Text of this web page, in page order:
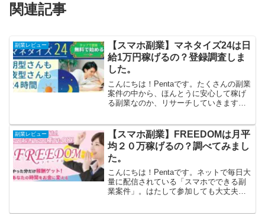
関連記事
副業レビュー
【スマホ副業】マネタイズ24は日
給1万円稼げるの？登録調査しま
した。
こんにちは！Pentaです。たくさんの副業
案件の中から、ほんとうに安心して稼げ
る副業なのか、リサーチしていきます。
て！今回はマネタイズ24というスマホ副
業案件をリサーチい...
副業レビュー
【スマホ副業】FREEDOMは月平
均２０万稼げるの？調べてみまし
た。
こんにちは！Pentaです。ネットで毎日大
量に配信されている「スマホでできる副
業案件」。はたして参加しても大丈夫な